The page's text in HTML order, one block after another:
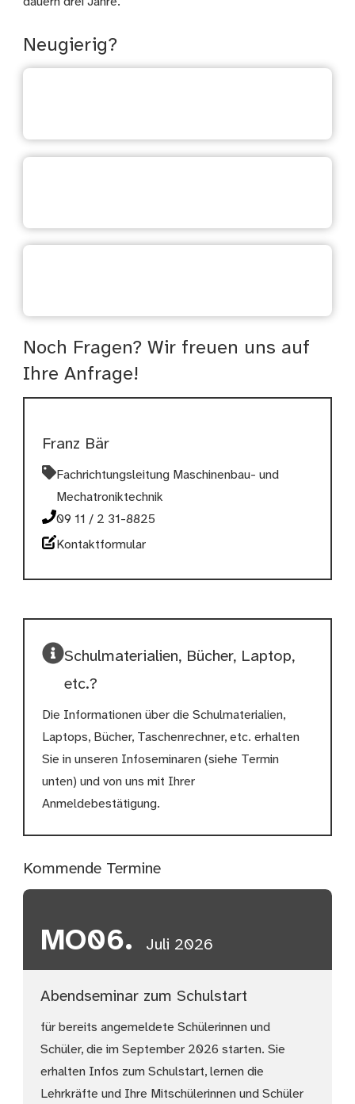
Neugierig?
Noch Fragen? Wir freuen uns auf
Ihre Anfrage!
Franz Bär
Fachrichtungsleitung Maschinenbau- und
Mechatroniktechnik
09 11 / 2 31-8825
Kontaktformular
Schulmaterialien, Bücher, Laptop,
etc.?
Die Informationen über die Schulmaterialien,
Laptops, Bücher, Taschenrechner, etc. erhalten
Sie in unseren Infoseminaren (siehe Termin
unten) und von uns mit Ihrer
Anmeldebestätigung.
Kommende Termine
MO06. Juli 2026
Abendseminar zum Schulstart
für bereits angemeldete Schülerinnen und
Schüler, die im September 2026 starten. Sie
erhalten Infos zum Schulstart, lernen die
Lehrkräfte und Ihre Mitschülerinnen und Schüler